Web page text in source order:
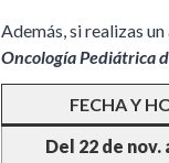
Además, si realizas
Oncología Pediátrica
FECHA Y
Del 22 de nov.